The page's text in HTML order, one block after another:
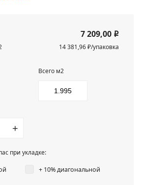
7 209,00 i
14 381,96 ₽/упаковка
Всего м2
+
при укладке:
+ 10% диагональной